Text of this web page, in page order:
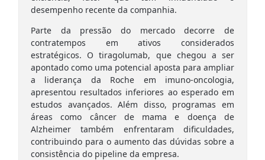
desempenho recente da companhia.
Parte da pressão do mercado decorre de
contratempos em ativos considerados
estratégicos. O tiragolumab, que chegou a ser
apontado como uma potencial aposta para ampliar
a liderança da Roche em imuno-oncologia,
apresentou resultados inferiores ao esperado em
estudos avançados. Além disso, programas em
áreas como câncer de mama e doença de
Alzheimer também enfrentaram dificuldades,
contribuindo para o aumento das dúvidas sobre a
consistência do pipeline da empresa.